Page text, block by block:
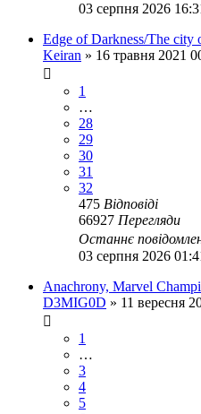
03 серпня 2026
Edge of Darkness/The
Keiran » 16 травня 2021
1
…
28
29
30
31
32
475 Відповіді
66927 Перегляди
Останнє
03 серпня 2026
Anachrony, Marvel
D3MIG0D » 11 вересня
1
…
3
4
5